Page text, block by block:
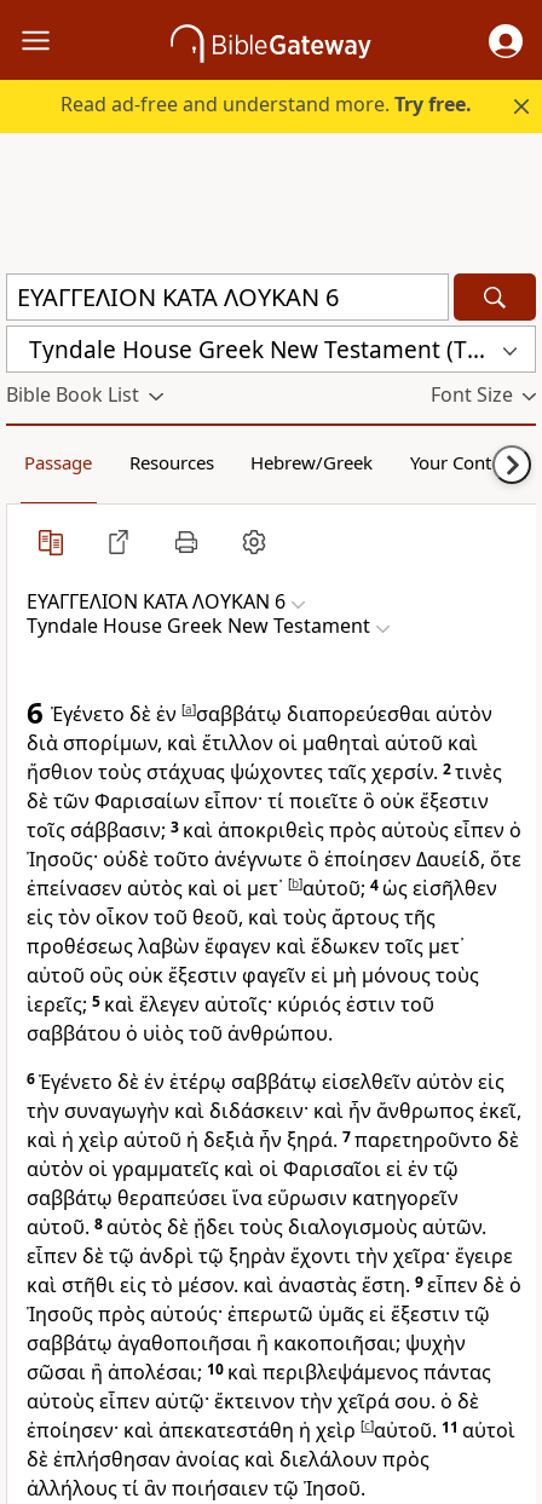
Read ad-free and understand more.Try free.
Tyndale House Greek New Testament (THGNT)
Bible Book List Font Size
Passage Resources Hebrew/Greek Your Content
ΕΥΑΓΓΕΛΙΟΝ ΚΑΤΑ ΛΟΥΚΑΝ 6
Tyndale House Greek New Testament
6 Ἐγένετο δὲ ἐν [a]σαββάτῳ διαπορεύεσθαι αὐτὸν
διὰ σπορίμων, καὶ ἔτιλλον οἱ μαθηταὶ αὐτοῦ καὶ
ἤσθιον τοὺς στάχυας ψώχοντες ταῖς χερσίν. 2τινὲς
δὲ τῶν Φαρισαίων εἶπον· τί ποιεῖτε ὃ οὐκ ἔξεστιν
τοῖς σάββασιν; 3 καὶ ἀποκριθεὶς πρὸς αὐτοὺς εἶπεν ὁ
Ἰησοῦς· οὐδὲ τοῦτο ἀνέγνωτε ὃ ἐποίησεν Δαυείδ, ὅτε
ἐπείνασεν αὐτὸς καὶ οἱ μετ᾽ [b]αὐτοῦ; 4 ὡς εἰσῆλθεν
εἰς τὸν οἶκον τοῦ θεοῦ, καὶ τοὺς ἄρτους τῆς
προθέσεως λαβὼν ἔφαγεν καὶ ἔδωκεν τοῖς μετ᾽
αὐτοῦ οὓς οὐκ ἔξεστιν φαγεῖν εἰ μὴ μόνους τοὺς
ἱερεῖς; 5 καὶ ἔλεγεν αὐτοῖς· κύριός ἐστιν τοῦ
σαββάτου ὁ υἱὸς τοῦ ἀνθρώπου.
6Ἐγένετο δὲ ἐν ἑτέρῳ σαββάτῳ εἰσελθεῖν αὐτὸν εἰς
τὴν συναγωγὴν καὶ διδάσκειν· καὶ ἦν ἄνθρωπος ἐκεῖ,
καὶ ἡ χεὶρ αὐτοῦ ἡ δεξιὰ ἦν ξηρά. 7παρετηροῦντο δὲ
αὐτὸν οἱ γραμματεῖς καὶ οἱ Φαρισαῖοι εἰ ἐν τῷ
σαββάτῳ θεραπεύσει ἵνα εὕρωσιν κατηγορεῖν
αὐτοῦ. 8αὐτὸς δὲ ᾔδει τοὺς διαλογισμοὺς αὐτῶν.
εἶπεν δὲ τῷ ἀνδρὶ τῷ ξηρὰν ἔχοντι τὴν χεῖρα· ἔγειρε
καὶ στῆθι εἰς τὸ μέσον. καὶ ἀναστὰς ἔστη. 9εἶπεν δὲ ὁ
Ἰησοῦς πρὸς αὐτούς· ἐπερωτῶ ὑμᾶς εἰ ἔξεστιν τῷ
σαββάτῳ ἀγαθοποιῆσαι ἢ κακοποιῆσαι; ψυχὴν
σῶσαι ἢ ἀπολέσαι; 10 καὶ περιβλεψάμενος πάντας
αὐτοὺς εἶπεν αὐτῷ· ἔκτεινον τὴν χεῖρά σου. ὁ δὲ
ἐποίησεν· καὶ ἀπεκατεστάθη ἡ χεὶρ [c]αὐτοῦ. 11 αὐτοὶ
δὲ ἐπλήσθησαν ἀνοίας καὶ διελάλουν πρὸς
ἀλλήλους τί ἂν ποιήσαιεν τῷ Ἰησοῦ.